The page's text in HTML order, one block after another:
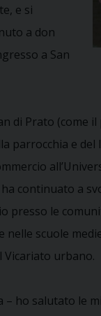
e si
a don
a San
di Prato (come
parrocchia e
continuato a
presso le
scuole
Vicariato urbano.
ho salutato le